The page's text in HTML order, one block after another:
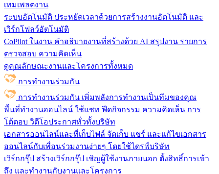
เทมเพลตงาน
ระบบอัตโนมัติ ประหยัดเวลาด้วยการสร้างงานอัตโนมัติ และ
เวิร์กโฟลว์อัตโนมัติ
CoPilot ในงาน คำอธิบายงานที่สร้างด้วย AI สรุปงาน รายการ
ตรวจสอบ ความคิดเห็น
ดูคุณลักษณะงานและโครงการทั้งหมด
การทำงานร่วมกัน
การทำงานร่วมกัน เพิ่มพลังการทำงานเป็นทีมของคุณ
พื้นที่ทำงานออนไลน์ ใช้แชท ฟีดกิจกรรม ความคิดเห็น การ
โต้ตอบ วิดีโอประกาศทั่วทั้งบริษัท
เอกสารออนไลน์และที่เก็บไฟล์ จัดเก็บ แชร์ และแก้ไขเอกสาร
ออนไลน์กับเพื่อนร่วมงานง่ายๆ โดยใช้ไดรฟ์บริษัท
เวิร์กกรุ๊ป สร้างเวิร์กกรุ๊ป เชิญผู้ใช้งานภายนอก ตั้งสิทธิ์การเข้า
ถึง และทำงานกับงานและโครงการ